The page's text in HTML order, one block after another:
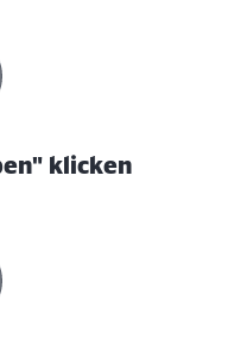
klicken